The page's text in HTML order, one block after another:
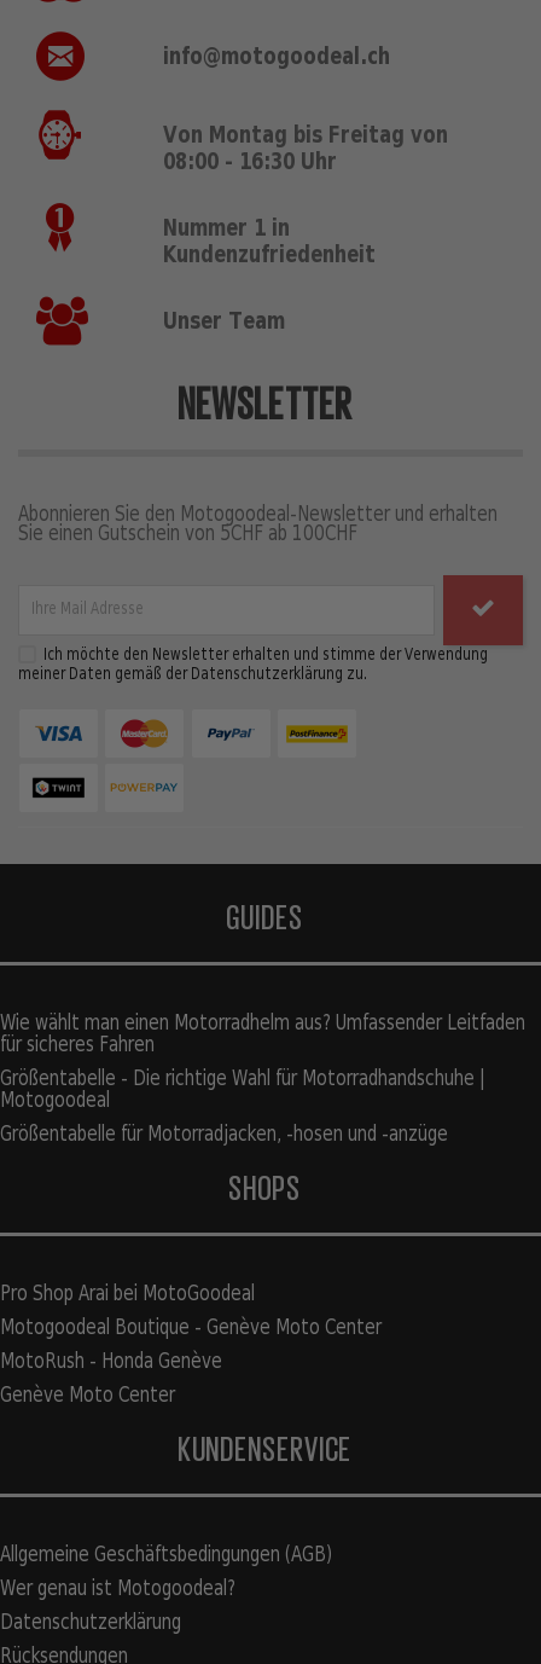
info@motogoodeal.ch
Von Montag bis Freitag von
08:00 - 16:30 Uhr
Nummer 1 in
Kundenzufriedenheit
Unser Team
NEWSLETTER
Abonnieren Sie den Motogoodeal-Newsletter und erhalten
Sie einen Gutschein von 5CHF ab 100CHF
Ich möchte den Newsletter erhalten und stimme der Verwendung
meiner Daten gemäß der Datenschutzerklärung zu.
GUIDES
Wie wählt man einen Motorradhelm aus? Umfassender Leitfaden
für sicheres Fahren
Größentabelle - Die richtige Wahl für Motorradhandschuhe |
Motogoodeal
Größentabelle für Motorradjacken, -hosen und -anzüge
SHOPS
Pro Shop Arai bei MotoGoodeal
Motogoodeal Boutique - Genève Moto Center
MotoRush - Honda Genève
Genève Moto Center
KUNDENSERVICE
Allgemeine Geschäftsbedingungen (AGB)
Wer genau ist Motogoodeal?
Datenschutzerklärung
Rücksendungen